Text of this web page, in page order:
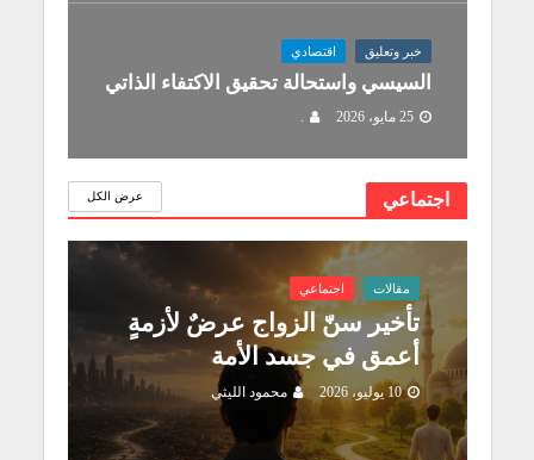
خبر وتعليق اقتصادي
السيسي واستحالة تحقيق الاكتفاء الذاتي
25 مايو، 2026
اجتماعي عرض الكل
مقالات اجتماعي
تأخير سنّ الزواج عرضٌ لأزمةٍ
أعمق في جسد الأمة
10 يوليو، 2026 محمود الليثي